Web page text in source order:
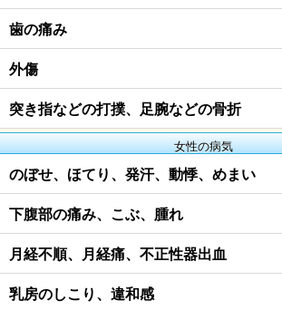
歯の痛み
外傷
突き指などの打撲、足腕などの骨折
女性の病気
のぼせ、ほてり、発汗、動悸、めまい
下腹部の痛み、こぶ、腫れ
月経不順、月経痛、不正性器出血
乳房のしこり、違和感